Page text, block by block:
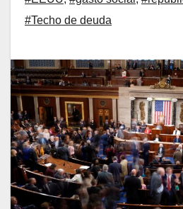
#Techo de deuda